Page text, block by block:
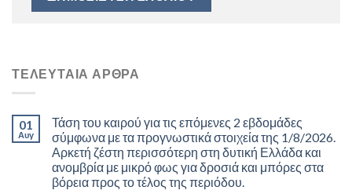
ΤΕΛΕΥΤΑΊΑ ΆΡΘΡΑ
01
Αυγ
Τάση του καιρού για τις επόμενες 2 εβδομάδες
σύμφωνα με τα προγνωστικά στοιχεία της 1/8/2026.
Αρκετή ζέστη περισσότερη στη δυτική Ελλάδα και
ανομβρία με μικρό φως για δροσιά και μπόρες στα
βόρεια προς το τέλος της περιόδου.